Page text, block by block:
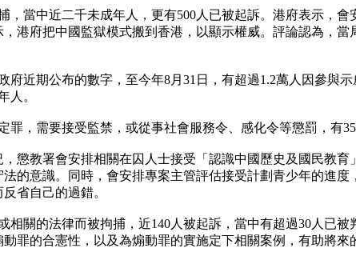
當中近二千未成年人，更有500人已被起訴。港府表示，
港府把中國監獄模式搬到香港，以顯示權威。評論認為，
近期公布的數字，至今年8月31日，有超過1.2萬人因參與
人。
，需要接受監禁，或從事社會服務令、感化令等懲罰，有
懲教署會安排相關在囚人士接受「認識中國歷史及國民教
的意識。同時，會安排專案主管評估接受計劃青少年的進
省自己的過錯。
相關的法律而被拘捕，近140人被起訴，當中有超過30人已
罪的合憲性，以及為煽動罪的實施定下相關案例，有助將來